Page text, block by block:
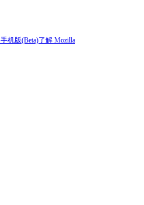
手机版(Beta)了解 Mozilla